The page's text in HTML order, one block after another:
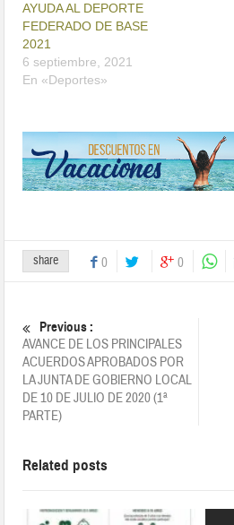
AYUDA AL DEPORTE
FEDERADO DE BASE
2021
6 septiembre, 2021
En «Deportes»
share 0 0
Previous :
AVANCE DE LOS PRINCIPALES
ACUERDOS APROBADOS POR
LA JUNTA DE GOBIERNO LOCAL
DE 10 DE JULIO DE 2020 (1ª
PARTE)
Related posts